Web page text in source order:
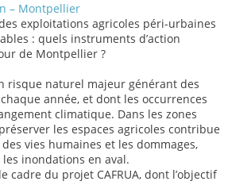
– Montpellier
exploitations agricoles péri-urbaines
: quels instruments d’action
de Montpellier ?
risque naturel majeur générant des
année, et dont les occurrences
climatique. Dans les zones
les espaces agricoles contribue
vies humaines et les dommages,
inondations en aval.
cadre du projet CAFRUA, dont l’objectif